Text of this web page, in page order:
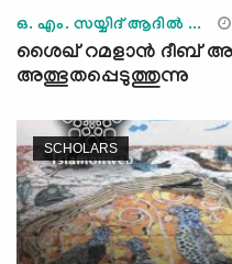
ഒ. എം. സയ്യിദ് ആദിൽ ...
ശൈഖ് റമളാൻ ദീബ്
അത്ഭുതപ്പെടുത്തുന്നു
SCHOLARS